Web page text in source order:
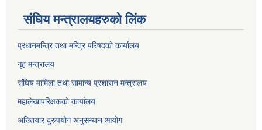
संघिय मन्त्र‍ालयहरुको लिंक
प्रधानमन्त्रि तथा मन्त्रि परिषदको कार्यालय
गृह मन्त्रालय
संघिय मामिला तथा सामान्य प्रशासन मन्त्रालय
महालेखापरिक्षकको कार्यालय
अख्तियार दुरुपयोग अनुसन्धान आयोग